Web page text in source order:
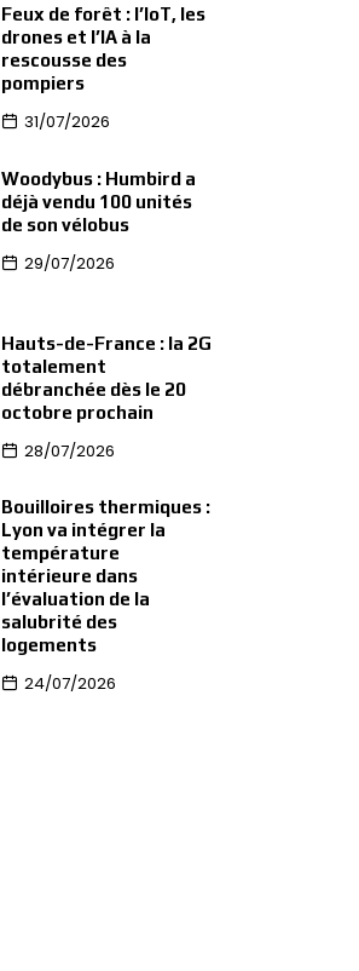
Feux de forêt : l’IoT, les
drones et l’IA à la
rescousse des
pompiers
31/07/2026
Woodybus : Humbird a
déjà vendu 100 unités
de son vélobus
29/07/2026
Hauts-de-France : la 2G
totalement
débranchée dès le 20
octobre prochain
28/07/2026
Bouilloires thermiques :
Lyon va intégrer la
température
intérieure dans
l’évaluation de la
salubrité des
logements
24/07/2026